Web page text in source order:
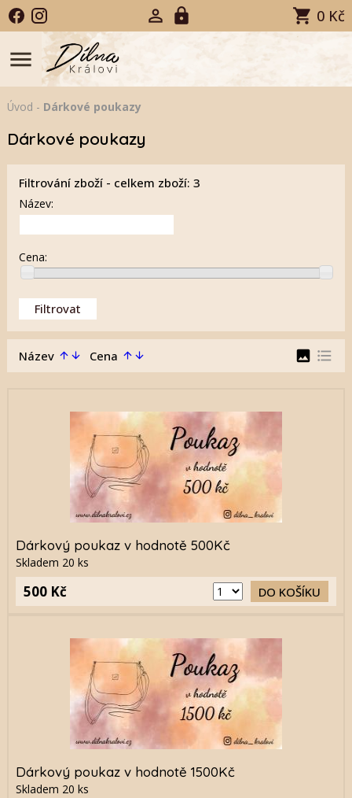
0 Kč
menu
Úvod - Dárkové poukazy
Dárkové poukazy
Filtrování zboží - celkem zboží: 3
Název:
Cena:
Název arrow_upward arrow_downward Cena arrow_upward arrow_downward image format_list_bulleted
Dárkový poukaz v hodnotě 500Kč
Skladem 20 ks
500 Kč DO KOŠÍKU
Dárkový poukaz v hodnotě 1500Kč
Skladem 20 ks